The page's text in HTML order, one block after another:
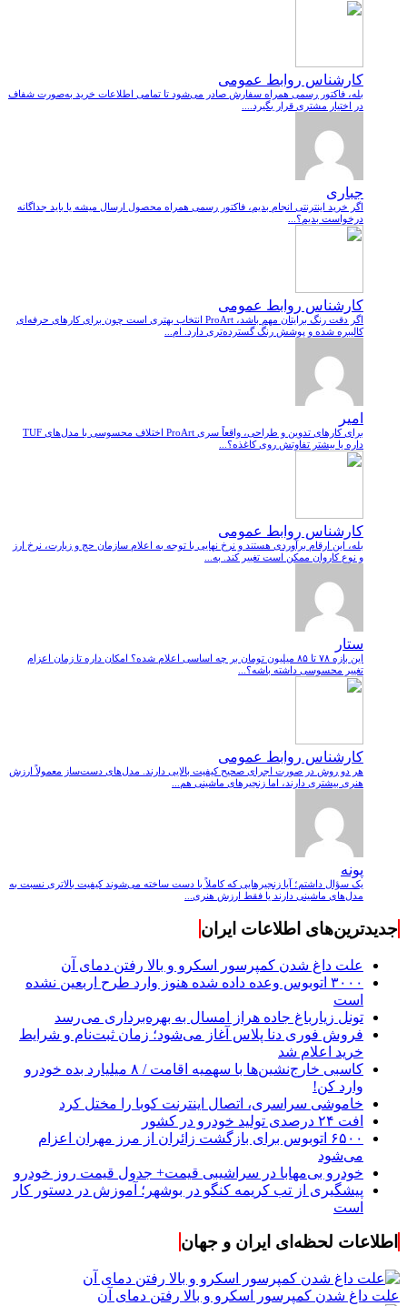
کارشناس روابط عمومی
بله، فاکتور رسمی همراه سفارش صادر می‌شود تا تمامی اطلاعات خرید به‌صورت شفاف
در اختیار مشتری قرار بگیرد....
جباری
اگر خرید اینترنتی انجام بدیم، فاکتور رسمی همراه محصول ارسال میشه یا باید جداگانه
درخواست بدیم؟...
کارشناس روابط عمومی
اگر دقت رنگ برایتان مهم باشد، ProArt انتخاب بهتری است چون برای کارهای حرفه‌ای
کالیبره شده و پوشش رنگ گسترده‌تری دارد. ام...
امیر
برای کارهای تدوین و طراحی، واقعاً سری ProArt اختلاف محسوسی با مدل‌های TUF
داره یا بیشتر تفاوتش روی کاغذه؟...
کارشناس روابط عمومی
بله، این ارقام برآوردی هستند و نرخ نهایی با توجه به اعلام سازمان حج و زیارت، نرخ ارز
و نوع کاروان ممکن است تغییر کند. به...
ستار
این بازه ۷۸ تا ۸۵ میلیون تومان بر چه اساسی اعلام شده؟ امکان داره تا زمان اعزام
تغییر محسوسی داشته باشه؟...
کارشناس روابط عمومی
هر دو روش در صورت اجرای صحیح کیفیت بالایی دارند. مدل‌های دست‌ساز معمولاً ارزش
هنری بیشتری دارند، اما زنجیرهای ماشینی هم...
پونه
یک سؤال داشتم؛ آیا زنجیرهایی که کاملاً با دست ساخته می‌شوند کیفیت بالاتری نسبت به
مدل‌های ماشینی دارند یا فقط ارزش هنری...
جدیدترین‌های اطلاعات ایران
علت داغ شدن کمپرسور اسکرو و بالا رفتن دمای آن
۳۰۰۰ اتوبوس وعده داده شده هنوز وارد طرح اربعین نشده
است
تونل زیارباغ جاده هراز امسال به بهره‌برداری می‌رسد
فروش فوری دنا پلاس آغاز می‌شود؛ زمان ثبت‌نام و شرایط
خرید اعلام شد
کاسبی خارج‌نشین‌ها با سهمیه اقامت / ۸ میلیارد بده خودرو
وارد کن!
خاموشی سراسری، اتصال اینترنت کوبا را مختل کرد
افت ۲۴ درصدی تولید خودرو در کشور
۶۵۰۰ اتوبوس برای بازگشت زائران از مرز مهران اعزام
می‌شود
خودرو بی‌مهابا در سراشیبی قیمت+ جدول قیمت روز خودرو
پیشگیری از تب کریمه کنگو در بوشهر؛ آموزش در دستور کار
است
اطلاعات لحظه‌ای ایران و جهان
علت داغ شدن کمپرسور اسکرو و بالا رفتن دمای آن